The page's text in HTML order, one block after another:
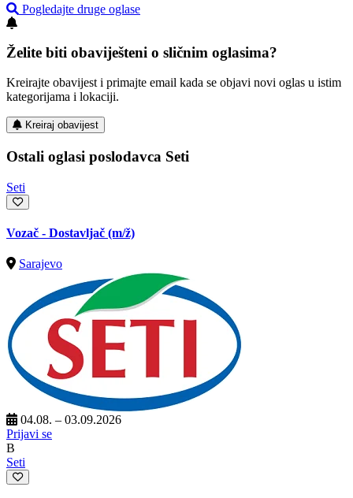
Pogledajte druge oglase
Želite biti obaviješteni o sličnim oglasima?
Kreirajte obavijest i primajte email kada se objavi novi oglas u istim
kategorijama i lokaciji.
Kreiraj obavijest
Ostali oglasi poslodavca Seti
Seti
Vozač - Dostavljač (m/ž)
Sarajevo
04.08. – 03.09.2026
Prijavi se
B
Seti